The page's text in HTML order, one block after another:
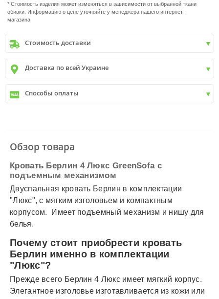
* Стоимость изделия может изменяться в зависимости от выбранной ткани
обивки. Информацию о цене уточняйте у менеджера нашего интернет-
магазина
Стоимость доставки
Киевдо9999 грн. -400 грн.
Киевот9999 грн - БЕСПЛАТНО
Киев пригород +30 грн\км
Доставка по всей Украине
✓Новая почта
✓Деливери
✓Автолюкс
Способы оплаты
✓ Подробнее
Обзор товара
Кровать Берлин 4 Люкс GreenSofa с
подъемным механизмом
Двуспальная кровать Берлин в комплектации
"Люкс", с мягким изголовьем и компактным
корпусом. Имеет подъемный механизм и нишу для
белья.
Почему стоит приобрести кровать
Берлин именно в комплектации
"Люкс"?
Прежде всего Берлин 4 Люкс имеет мягкий корпус.
Элегантное изголовье изготавливается из кожи или